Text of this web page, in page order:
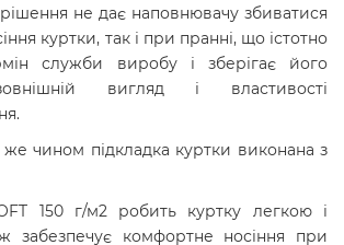
не дає наповнювачу збиватися
куртки, так і при пранні, що істотно
служби виробу і зберігає його
вигляд і властивості
чином підкладка куртки виконана з
150 г/м2 робить куртку легкою і
забезпечує комфортне носіння при